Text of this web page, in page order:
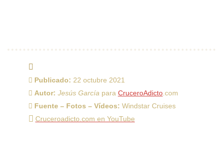
Publicado: 22 octubre 2021
Autor: Jesús García para CruceroAdicto.com
Fuente – Fotos – Vídeos: Windstar Cruises
Cruceroadicto.com en YouTube